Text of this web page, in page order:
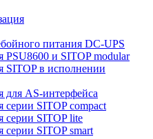
питания DC-UPS
PSU8600 и SITOP modular
SITOP в исполнении
для AS-интерфейса
серии SITOP compact
серии SITOP lite
серии SITOP smart